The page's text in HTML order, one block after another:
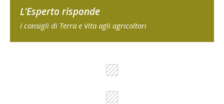
L'Esperto risponde
I consigli di Terra e Vita agli agricoltori